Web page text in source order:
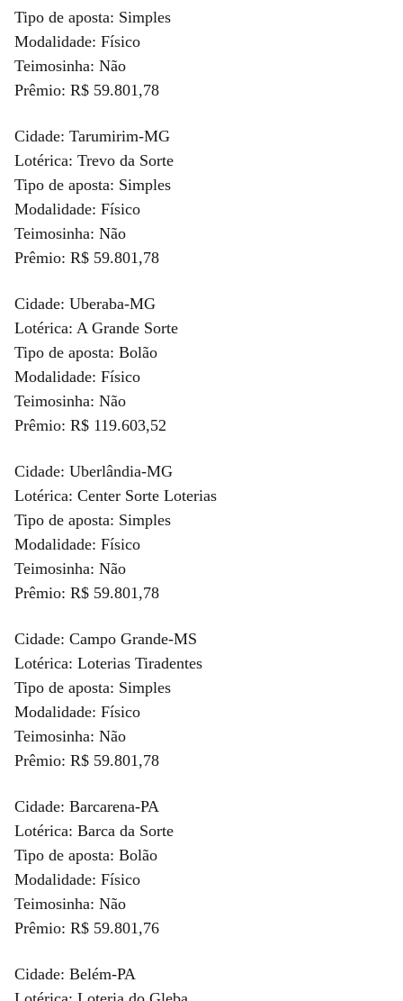
Tipo de aposta: Simples
Modalidade: Físico
Teimosinha: Não
Prêmio: R$ 59.801,78
Cidade: Tarumirim-MG
Lotérica: Trevo da Sorte
Tipo de aposta: Simples
Modalidade: Físico
Teimosinha: Não
Prêmio: R$ 59.801,78
Cidade: Uberaba-MG
Lotérica: A Grande Sorte
Tipo de aposta: Bolão
Modalidade: Físico
Teimosinha: Não
Prêmio: R$ 119.603,52
Cidade: Uberlândia-MG
Lotérica: Center Sorte Loterias
Tipo de aposta: Simples
Modalidade: Físico
Teimosinha: Não
Prêmio: R$ 59.801,78
Cidade: Campo Grande-MS
Lotérica: Loterias Tiradentes
Tipo de aposta: Simples
Modalidade: Físico
Teimosinha: Não
Prêmio: R$ 59.801,78
Cidade: Barcarena-PA
Lotérica: Barca da Sorte
Tipo de aposta: Bolão
Modalidade: Físico
Teimosinha: Não
Prêmio: R$ 59.801,76
Cidade: Belém-PA